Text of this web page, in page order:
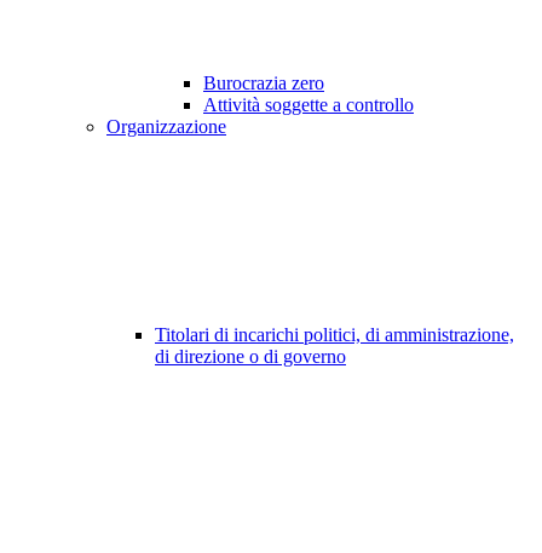
Burocrazia zero
Attività soggette a controllo
Organizzazione
Titolari di incarichi politici, di amministrazione,
di direzione o di governo